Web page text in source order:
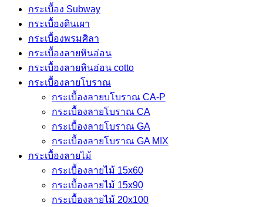
กระเบื้อง Subway
กระเบื้องดินเผา
กระเบื้องพรมศิลา
กระเบื้องลายหินอ่อน
กระเบื้องลายหินอ่อน cotto
กระเบื้องลายโบราณ
กระเบื้องลายบโบราณ CA-P
กระเบื้องลายโบราณ CA
กระเบื้องลายโบราณ GA
กระเบื้องลายโบราณ GA MIX
กระเบื้องลายไม้
กระเบื้องลายไม้ 15x60
กระเบื้องลายไม้ 15x90
กระเบื้องลายไม้ 20x100